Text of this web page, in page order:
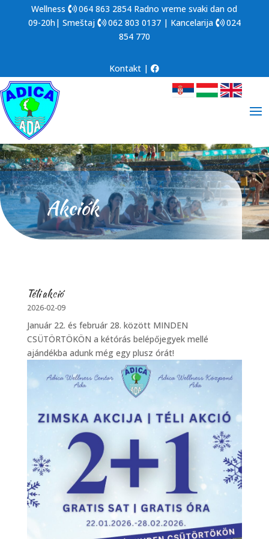
Wellness 064 863 2854 Radno vreme svaki dan od
09-20h| Smeštaj
062 803 0137| Kancelarija
024
854 770
Kontakt |
Akciók
Téli akció
2026-02-09
Január 22. és február 28. között MINDEN
CSÜTÖRTÖKÖN a kétórás belépőjegyek mellé
ajándékba adunk még egy plusz órát!